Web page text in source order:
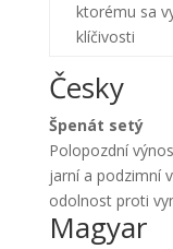
ktorému sa
klíčivosti
Česky
Špenát setý
Polopozdní
jarní a podzimní
odolnost proti
Magyar